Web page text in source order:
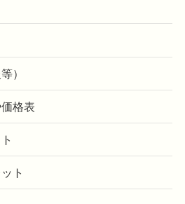
）
格表
ト